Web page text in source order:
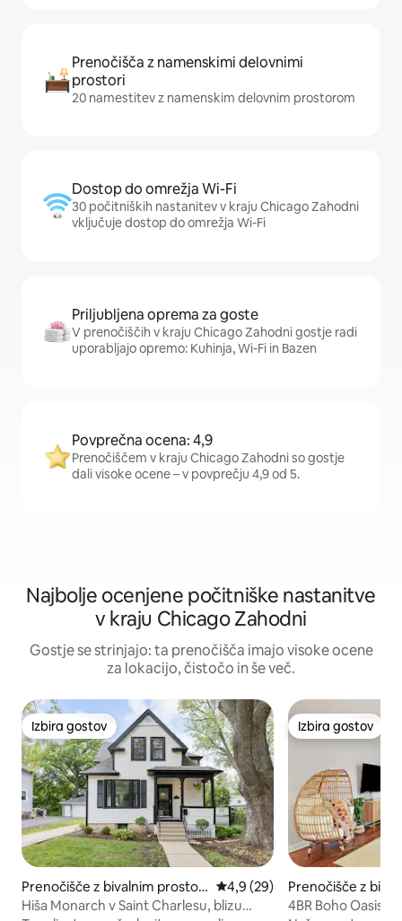
Prenočišča z namenskimi delovnimi
prostori
20 namestitev z namenskim delovnim prostorom
Dostop do omrežja Wi-Fi
30 počitniških nastanitev v kraju Chicago Zahodni
vključuje dostop do omrežja Wi-Fi
Priljubljena oprema za goste
V prenočiščih v kraju Chicago Zahodni gostje radi
uporabljajo opremo: Kuhinja, Wi-Fi in Bazen
Povprečna ocena: 4,9
Prenočiščem v kraju Chicago Zahodni so gostje
dali visoke ocene – v povprečju 4,9 od 5.
Najbolje ocenjene počitniške nastanitve
v kraju Chicago Zahodni
Gostje se strinjajo: ta prenočišča imajo visoke ocene
za lokacijo, čistočo in še več.
Izbira gostov
Izbira gostov
Prenočišče z bivalnim prostor
om v mestu Saint Charles
Povprečna ocena: 4,9 od 5,
4,9 (29)
Hiša Monarch v Saint Charlesu, blizu
Izbira gostov
Izbira gostov
Prenočišče z
v mestu West
4BR Boho Oasis |